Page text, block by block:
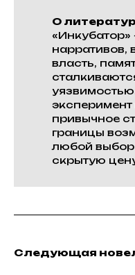
О
нарративов,
власть,
привычное
границы
любой
скрытую
Следующая